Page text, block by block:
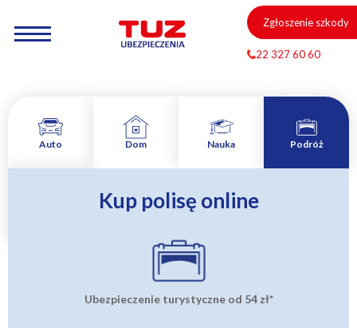
Zgłoszenie szkody
22 327 60 60
Auto Dom Nauka Podróż
Kup polisę online
Ubezpieczenie turystyczne od 54 zł*